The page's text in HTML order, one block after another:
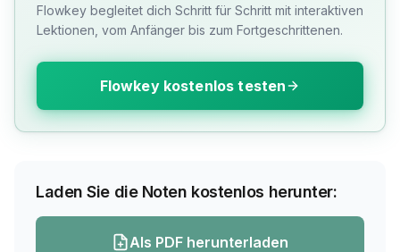
Flowkey begleitet dich Schritt für Schritt mit interaktiven
Lektionen, vom Anfänger bis zum Fortgeschrittenen.
Flowkey kostenlos testen
Laden Sie die Noten kostenlos herunter:
Als PDF herunterladen